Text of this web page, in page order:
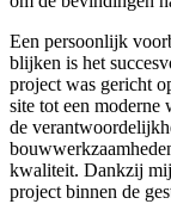
Een persoonlijk
blijken is het
project was gericht
site tot een moderne
de
kwaliteit. Dankzij
project binnen de